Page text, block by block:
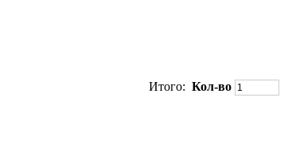
Итого: Кол-во